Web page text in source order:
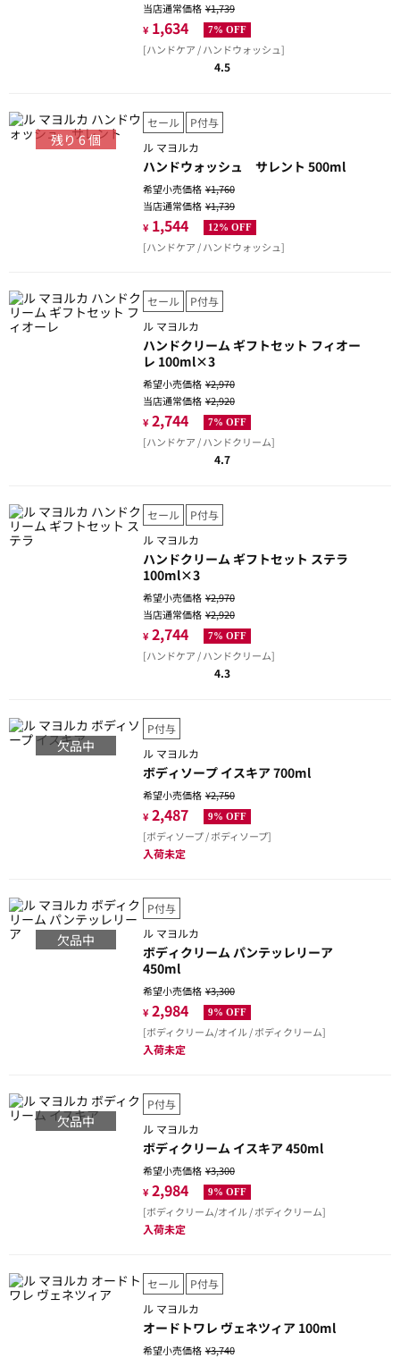
当店通常価格¥1,739
¥ 1,634 7% OFF
[ハンドケア / ハンドウォッシュ]
4.5
残り6個
セール
P付与
ル マヨルカ
ハンドウォッシュ サレント 500ml
希望小売価格¥1,760
当店通常価格¥1,739
¥ 1,544 12% OFF
[ハンドケア / ハンドウォッシュ]
セール
P付与
ル マヨルカ
ハンドクリーム ギフトセット フィオー
レ 100ml×3
希望小売価格¥2,970
当店通常価格¥2,920
¥ 2,744 7% OFF
[ハンドケア / ハンドクリーム]
4.7
セール
P付与
ル マヨルカ
ハンドクリーム ギフトセット ステラ
100ml×3
希望小売価格¥2,970
当店通常価格¥2,920
¥ 2,744 7% OFF
[ハンドケア / ハンドクリーム]
4.3
欠品中
P付与
ル マヨルカ
ボディソープ イスキア 700ml
希望小売価格¥2,750
¥ 2,487 9% OFF
[ボディソープ / ボディソープ]
入荷未定
欠品中
P付与
ル マヨルカ
ボディクリーム パンテッレリーア
450ml
希望小売価格¥3,300
¥ 2,984 9% OFF
[ボディクリーム/オイル / ボディクリーム]
入荷未定
欠品中
P付与
ル マヨルカ
ボディクリーム イスキア 450ml
希望小売価格¥3,300
¥ 2,984 9% OFF
[ボディクリーム/オイル / ボディクリーム]
入荷未定
セール
P付与
ル マヨルカ
オードトワレ ヴェネツィア 100ml
希望小売価格¥3,740